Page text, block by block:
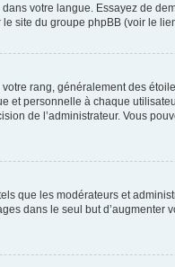
votre langue. Essayez de
site du groupe phpBB (voir le
rang, généralement des
personnelle à chaque
de l’administrateur. Vous
que les modérateurs et
dans le seul but d’augmenter